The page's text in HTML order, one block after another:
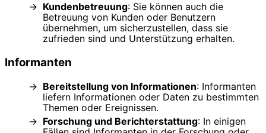
Kundenbetreuung: Sie können auch die
Betreuung von Kunden oder Benutzern
übernehmen, um sicherzustellen, dass sie
zufrieden sind und Unterstützung erhalten.
Informanten
Bereitstellung von Informationen: Informanten
liefern Informationen oder Daten zu bestimmten
Themen oder Ereignissen.
Forschung und Berichterstattung: In einigen